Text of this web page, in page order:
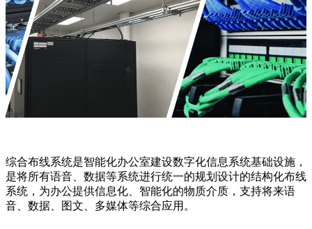
综合布线系统是智能化办公室建设数字化信息系统基础设施，
是将所有语音、数据等系统进行统一的规划设计的结构化布线
系统，为办公提供信息化、智能化的物质介质，支持将来语
音、数据、图文、多媒体等综合应用。